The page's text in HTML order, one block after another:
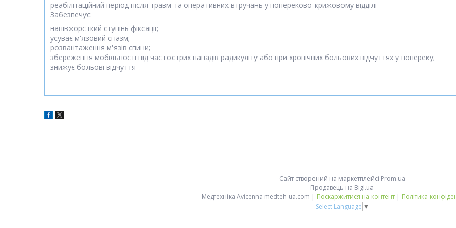
реабілітаційний період після травм та оперативних втручань у попереково-крижовому відділі
Забезпечує:
напівжорсткий ступінь фіксації;
усуває м'язовий спазм;
розвантаження м'язів спини;
збереження мобільності під час гострих нападів радикуліту або при хронічних больових відчуттях у попереку;
знижує больові відчуття
Сайт створений на маркетплейсі Prom.ua
Продавець на Bigl.ua
Медтехніка Avicenna medteh-ua.com | Поскаржитися на контент | Політика
Select Language ▼